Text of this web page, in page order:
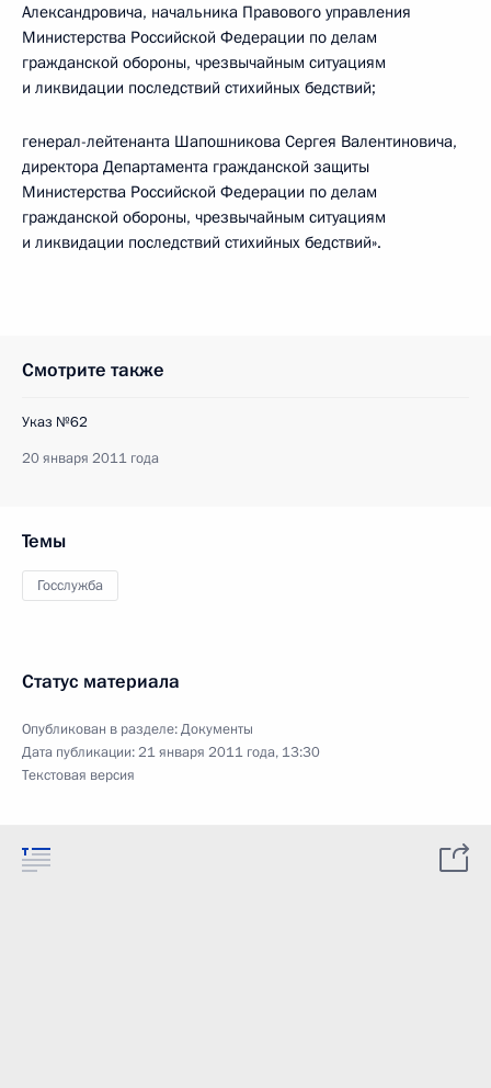
Александровича, начальника Правового управления
Министерства Российской Федерации по делам
гражданской обороны, чрезвычайным ситуациям
и ликвидации последствий стихийных бедствий;
генерал-лейтенанта Шапошникова Сергея Валентиновича,
директора Департамента гражданской защиты
Министерства Российской Федерации по делам
гражданской обороны, чрезвычайным ситуациям
и ликвидации последствий стихийных бедствий».
Смотрите также
Указ №62
20 января 2011 года
Темы
Госслужба
Статус материала
Опубликован в разделе:Документы
Дата публикации:21 января 2011 года, 13:30
Текстовая версия